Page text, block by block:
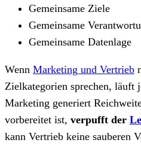
Gemeinsame Ziele
Gemeinsame
Gemeinsame Datenlage
Wenn Marketing und Vertrieb
Zielkategorien sprechen, läuft
Marketing generiert
vorbereitet ist, verpufft der
kann Vertrieb keine sauberen